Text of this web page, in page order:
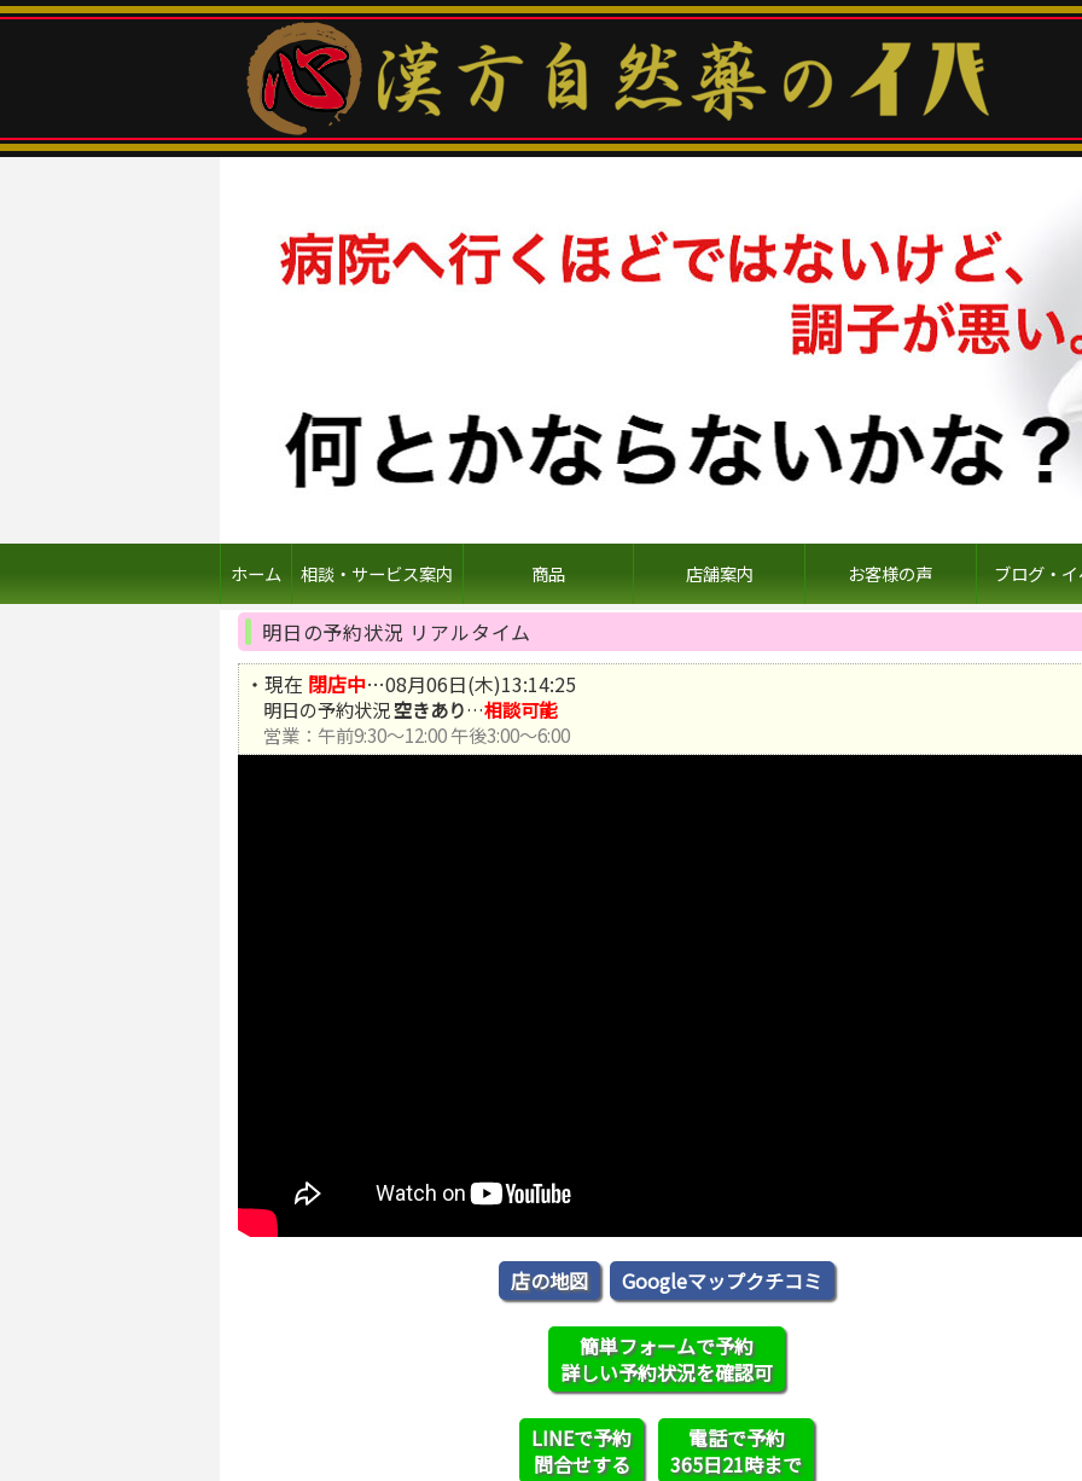
ホーム 相談・サービス案内 商品 店舗案内 お客様の声 ブログ・
明日の予約状況 リアルタイム
・現在 閉店中…08月06日(木)13:14:26
明日の予約状況空きあり…相談可能
営業：午前9:30〜12:00 午後3:00〜6:00
店の地図 Googleマップクチコミ
簡単フォームで予約
詳しい予約状況を確認可
LINEで予約
問合せする
電話で予約
365日21時まで